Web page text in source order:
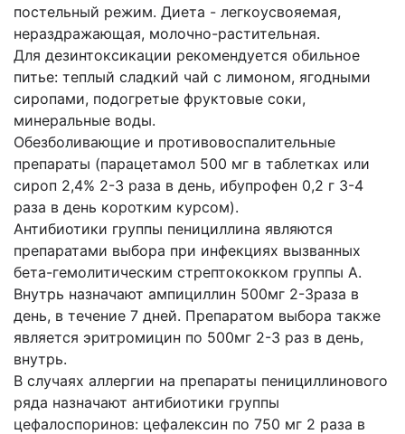
постельный режим. Диета - легкоусвояемая,
нераздражающая, молочно-растительная.
Для дезинтоксикации рекомендуется обильное
питье: теплый сладкий чай с лимоном, ягодными
сиропами, подогретые фруктовые соки,
минеральные воды.
Обезболивающие и противовоспалительные
препараты (парацетамол 500 мг в таблетках или
сироп 2,4% 2-3 раза в день, ибупрофен 0,2 г 3-4
раза в день коротким курсом).
Антибиотики группы пенициллина являются
препаратами выбора при инфекциях вызванных
бета-гемолитическим стрептококком группы А.
Внутрь назначают ампициллин 500мг 2-3раза в
день, в течение 7 дней. Препаратом выбора также
является эритромицин по 500мг 2-3 раз в день,
внутрь.
В случаях аллергии на препараты пенициллинового
ряда назначают антибиотики группы
цефалоспоринов: цефалексин по 750 мг 2 раза в